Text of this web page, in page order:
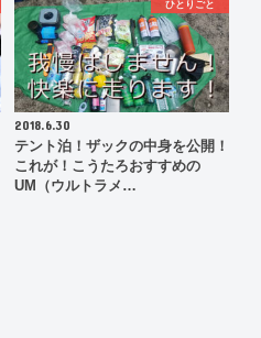
ひとりごと
2018.6.30
テント泊！ザックの中身を公開！
これが！こうたろおすすめの
UM（ウルトラメ…